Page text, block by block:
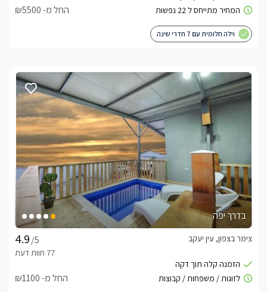
החל מ- ₪5500
וילה חלומית עם 7 חדרי שינה
בדרך יפה
/5
צימר בצפון, עין יעקב
החל מ- ₪1100